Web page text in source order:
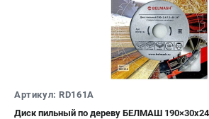
Артикул: RD161A
Диск пильный по дереву БЕЛМАШ